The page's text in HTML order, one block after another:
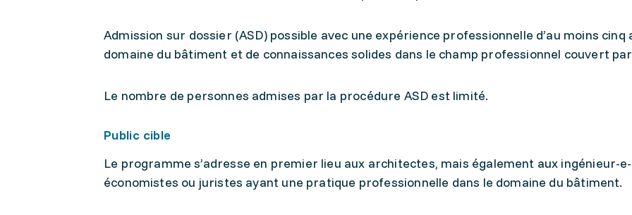
Admission sur dossier (ASD) possible avec une expérience professionnelle d’au moins cinq
domaine du bâtiment et de connaissances solides dans le champ professionnel couvert par
Le nombre de personnes admises par la procédure ASD est limité.
Public cible
Le programme s’adresse en premier lieu aux architectes, mais également aux ingénieur-
économistes ou juristes ayant une pratique professionnelle dans le domaine du bâtiment.